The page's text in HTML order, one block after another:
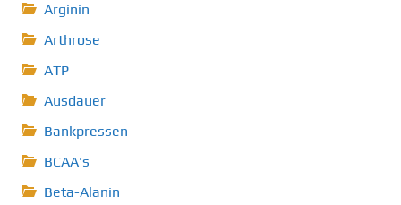
Arginin
Arthrose
ATP
Ausdauer
Bankpressen
BCAA's
Beta-Alanin